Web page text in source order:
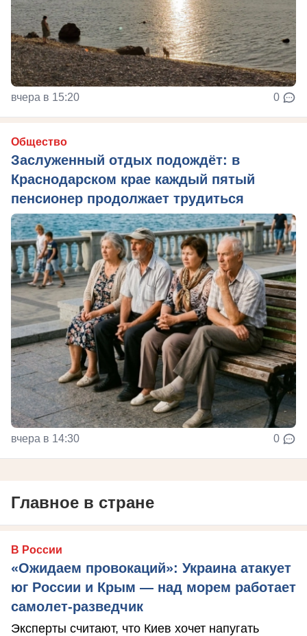
вчера в 15:20 0
Общество
Заслуженный отдых подождёт: в
Краснодарском крае каждый пятый
пенсионер продолжает трудиться
вчера в 14:30 0
Главное в стране
В России
«Ожидаем провокаций»: Украина атакует
юг России и Крым — над морем работает
самолет-разведчик
Эксперты считают, что Киев хочет напугать